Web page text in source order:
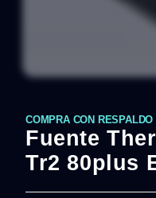
COMPRA CON
Fuente
Tr2 80plus